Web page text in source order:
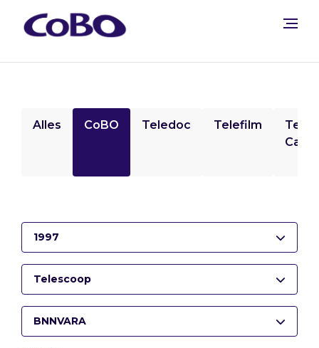
Alles CoBO Teledoc Telefilm
1997
Telescoop
BNNVARA